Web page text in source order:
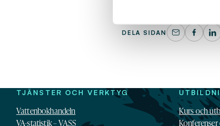
Publikationerna
DELA SIDAN
TJÄNSTER OCH VERKTYG
Vattenbokhandeln
VA-statistik – VASS
Kurs och